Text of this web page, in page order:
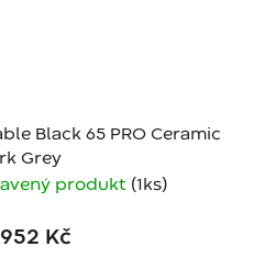
Black 65 PRO Ceramic
Grey
produkt (1 ks)
Kč